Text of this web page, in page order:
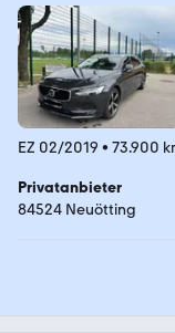
EZ 02/2019 • 73.900
Privatanbieter
84524 Neuötting